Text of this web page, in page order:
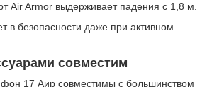
Air Armor выдерживает падения с 1,8 м.
в безопасности даже при активном
совместим
17 Аир совместимы с большинством